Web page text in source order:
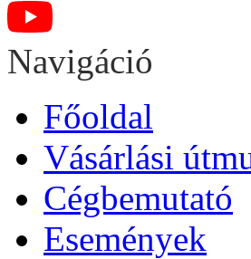
Navigáció
Főoldal
Vásárlási
Cégbemutató
Események